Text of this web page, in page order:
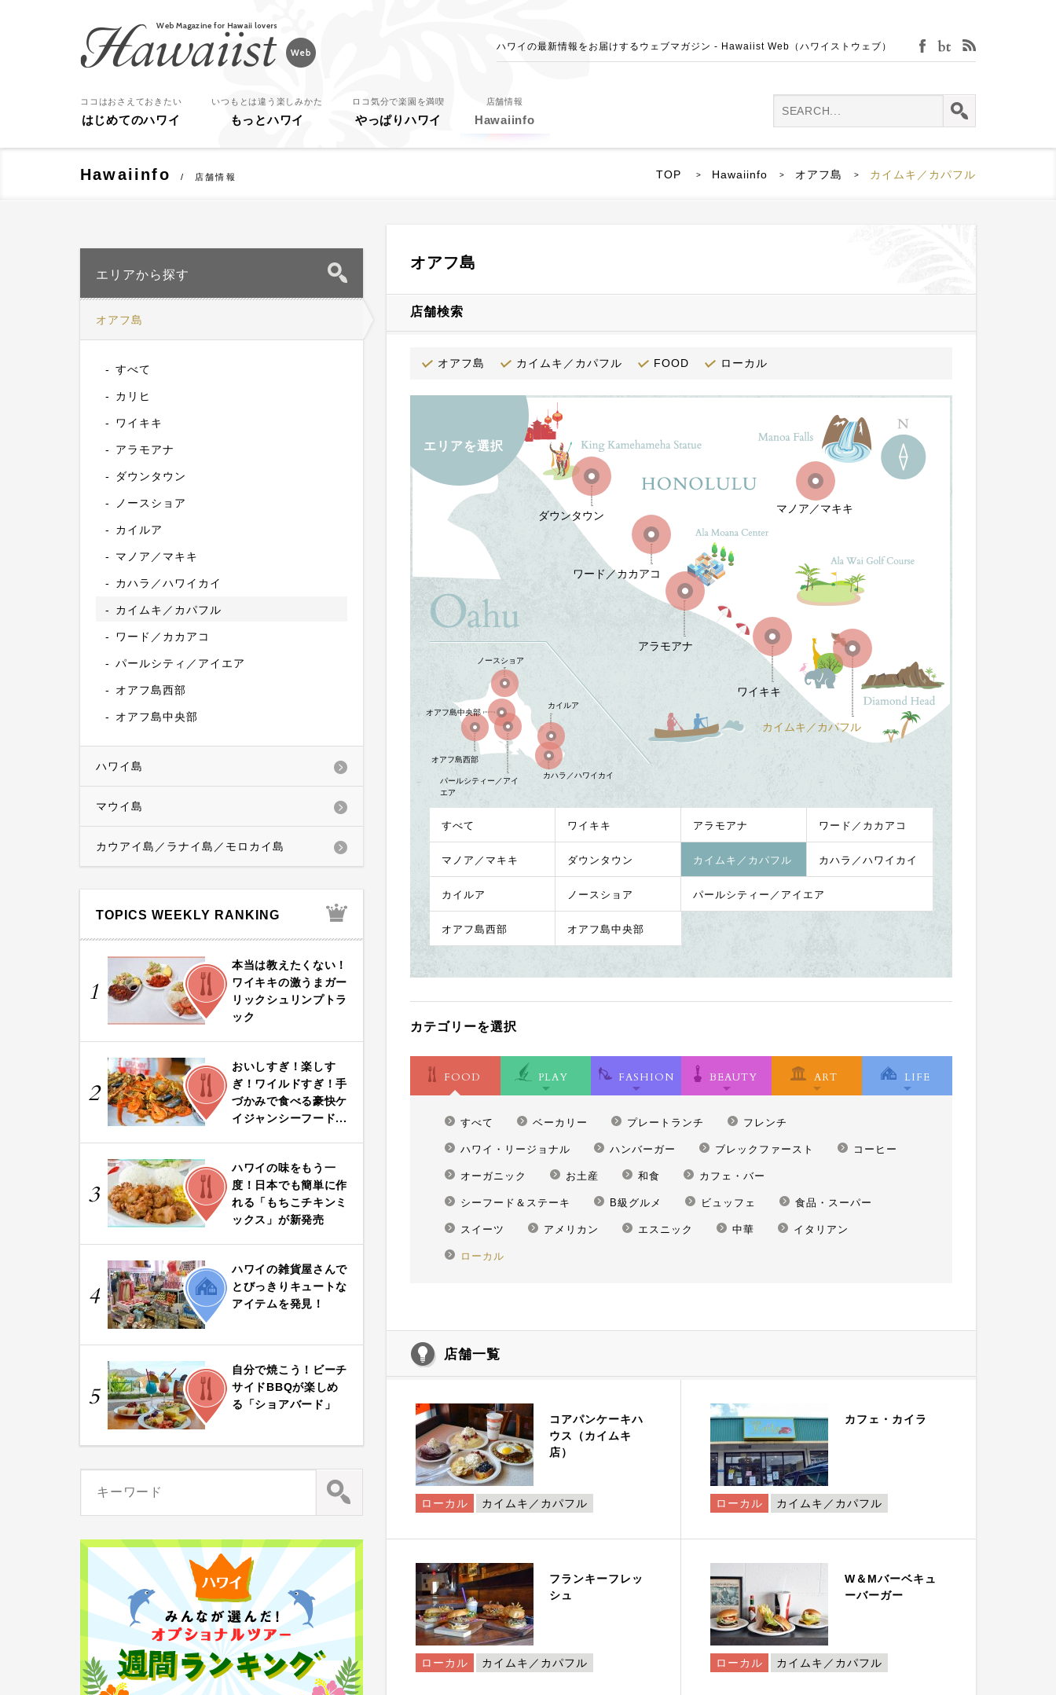
ハワイの最新情報をお届けするウェブマガジン - Hawaiist Web（ハワイストウェブ） facebookbijin-tokei
ココはおさえておきたい
はじめてのハワイ
いつもとは違う楽しみかた
もっとハワイ
ロコ気分で楽園を満喫
やっぱりハワイ
店舗情報
Hawaiinfo
Hawaiinfo 店舗情報 TOP > Hawaiinfo > オアフ島 > カイムキ／カパフル
オアフ島
店舗検索
オアフ島 カイムキ／カパフル FOOD ローカル
エリアを選択
ノースショア
カイルア
カハラ／ハワイカイ
カイムキ／カパフル
ワイキキ
アラモアナ
ワード／カカアコ
マノア／マキキ
ダウンタウン
パールシティー／アイ
エア
オアフ島西部
オアフ島中央部
すべて ワイキキ アラモアナ ワード／カカアコ
マノア／マキキ ダウンタウン カイムキ／カパフル カハラ／ハワイカイ
カイルア ノースショア パールシティー／アイエア
オアフ島西部 オアフ島中央部
カテゴリーを選択
FOOD PLAY FASHION BEAUTY ART LIFE
すべて ベーカリー プレートランチ フレンチ
ハワイ・リージョナル ハンバーガー ブレックファースト コーヒー
オーガニック お土産 和食 カフェ・バー
シーフード＆ステーキ B級グルメ ビュッフェ 食品・スーパー
スイーツ アメリカン エスニック 中華 イタリアン
ローカル
店舗一覧
コアパンケーキハ
ウス（カイムキ
店）
ローカル カイムキ／カパフル
カフェ・カイラ
ローカル カイムキ／カパフル
フランキーフレッ
シュ
ローカル カイムキ／カパフル
W＆Mバーベキュ
ーバーガー
ローカル カイムキ／カパフル
エリアから探す
オアフ島
すべて
カリヒ
ワイキキ
アラモアナ
ダウンタウン
ノースショア
カイルア
マノア／マキキ
カハラ／ハワイカイ
カイムキ／カパフル
ワード／カカアコ
パールシティ／アイエア
オアフ島西部
オアフ島中央部
ハワイ島
マウイ島
カウアイ島／ラナイ島／モロカイ島
TOPICS WEEKLY RANKING
1
FOOD
本当は教えたくない！
ワイキキの激うまガー
リックシュリンプトラ
ック
2
FOOD
おいしすぎ！楽しす
ぎ！ワイルドすぎ！手
づかみで食べる豪快ケ
イジャンシーフード...
3
FOOD
ハワイの味をもう一
度！日本でも簡単に作
れる「もちこチキンミ
ックス」が新発売
4
LIFE
ハワイの雑貨屋さんで
とびっきりキュートな
アイテムを発見！
5
FOOD
自分で焼こう！ビーチ
サイドBBQが楽しめ
る「ショアバード」